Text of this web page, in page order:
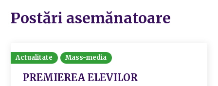
Postări asemănatoare
Actualitate Mass-media
PREMIEREA ELEVILOR